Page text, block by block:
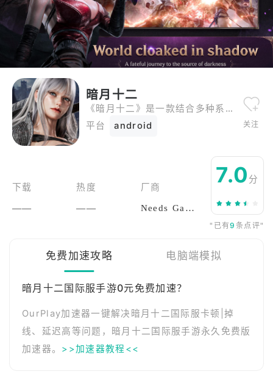
暗月十二
《暗月十二》是一款结合多种系统与爽快动作、并采用自由视角的动作RPG。
平台
android 关注
下载
——
热度
——
厂商
Needs Games Inc.
7.0 分
"已有9 条点评"
免费加速攻略 电脑端模拟
暗月十二国际服手游0元免费加速？
OurPlay加速器一键解决暗月十二国际服卡顿|掉
线、延迟高等问题，暗月十二国际服手游永久免费版
加速器。 >>加速器教程<<